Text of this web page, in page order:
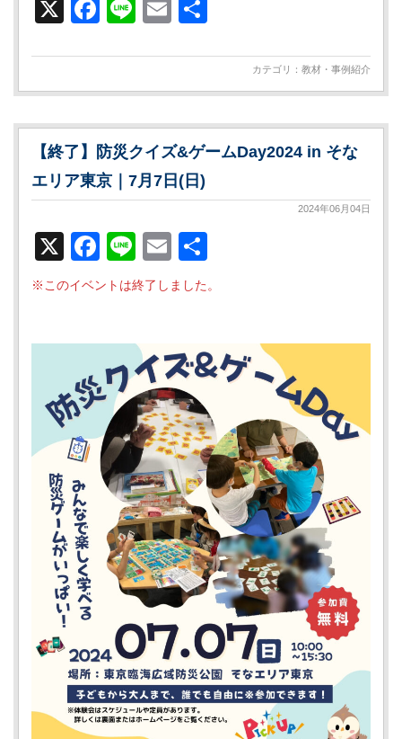
X Facebook
LineEmail
カテゴリ： 教材・事例紹介
【終了】防災クイズ&ゲームDay2024 in そな
エリア東京｜7月7日(日)
2024年06月04日
X Facebook
LineEmail
※このイベントは終了しました。